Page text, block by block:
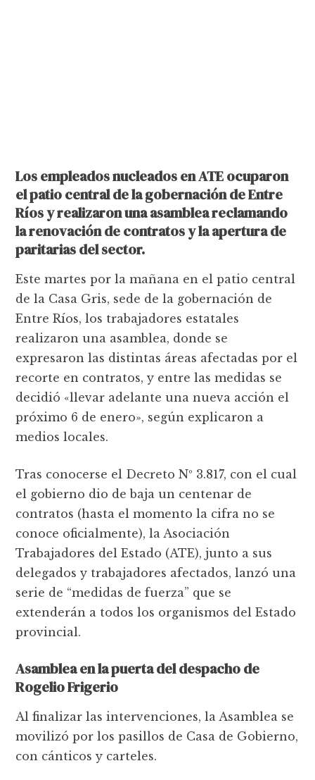
Los empleados nucleados en ATE ocuparon
el patio central de la gobernación de Entre
Ríos y realizaron una asamblea reclamando
la renovación de contratos y la apertura de
paritarias del sector.
Este martes por la mañana en el patio central
de la Casa Gris, sede de la gobernación de
Entre Ríos, los trabajadores estatales
realizaron una asamblea, donde se
expresaron las distintas áreas afectadas por el
recorte en contratos, y entre las medidas se
decidió «llevar adelante una nueva acción el
próximo 6 de enero», según explicaron a
medios locales.
Tras conocerse el Decreto Nº 3.817, con el cual
el gobierno dio de baja un centenar de
contratos (hasta el momento la cifra no se
conoce oficialmente), la Asociación
Trabajadores del Estado (ATE), junto a sus
delegados y trabajadores afectados, lanzó una
serie de “medidas de fuerza” que se
extenderán a todos los organismos del Estado
provincial.
Asamblea en la puerta del despacho de
Rogelio Frigerio
Al finalizar las intervenciones, la Asamblea se
movilizó por los pasillos de Casa de Gobierno,
con cánticos y carteles.